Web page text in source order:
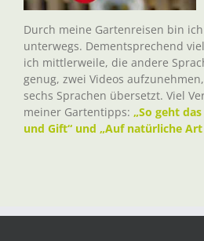
Durch meine Gartenreisen bin
unterwegs. Dementsprechend
ich mittlerweile, die andere
genug, zwei Videos
sechs Sprachen übersetzt. Viel
meiner Gartentipps: „So geht
und Gift“ und „Auf natürliche Art